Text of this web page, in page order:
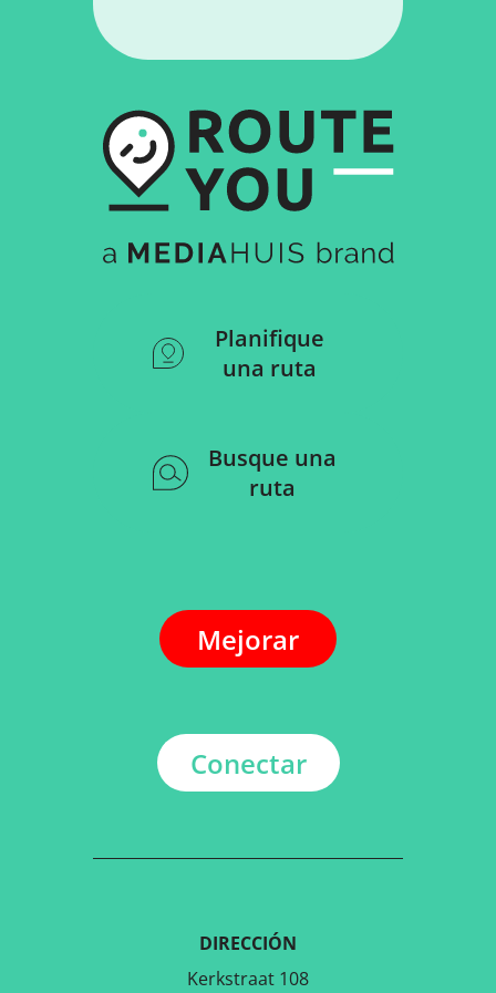
Planifique
una ruta
Busque una
ruta
Mejorar
Conectar
DIRECCIÓN
Kerkstraat 108